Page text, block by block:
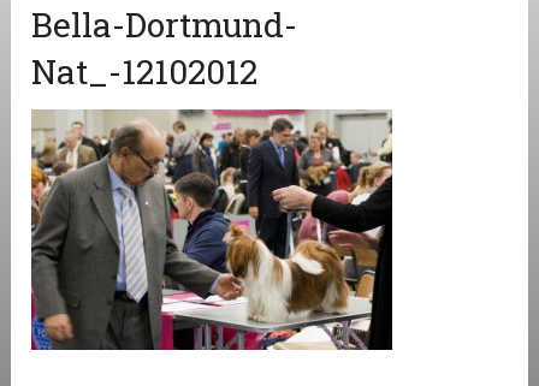
Bella-Dortmund-
Nat_-12102012